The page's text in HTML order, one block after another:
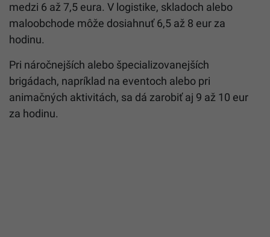
medzi 6 až 7,5 eura. V logistike, skladoch alebo
maloobchode môže dosiahnuť 6,5 až 8 eur za
hodinu.
Pri náročnejších alebo špecializovanejších
brigádach, napríklad na eventoch alebo pri
animačných aktivitách, sa dá zarobiť aj 9 až 10 eur
za hodinu.